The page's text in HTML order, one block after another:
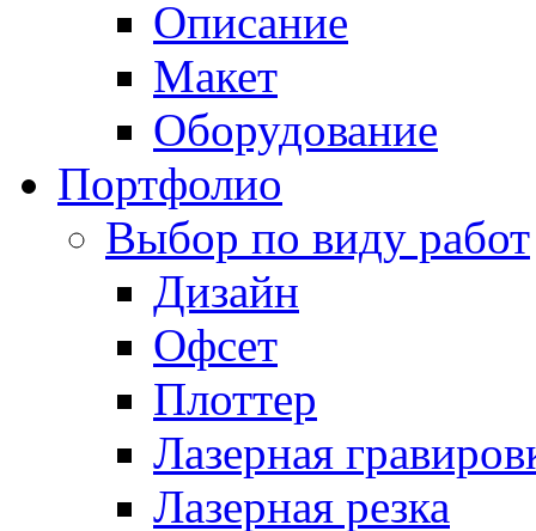
Описание
Макет
Оборудование
Портфолио
Выбор по виду работ
Дизайн
Офсет
Плоттер
Лазерная
Лазерная резка